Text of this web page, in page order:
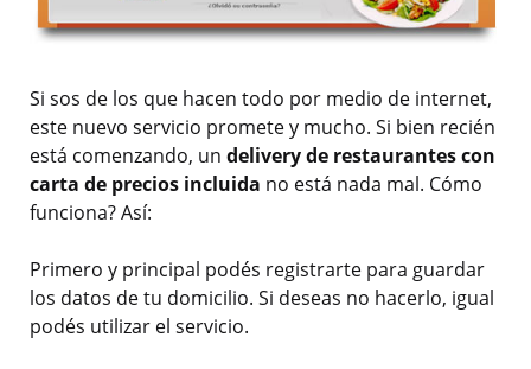
Si sos de los que hacen todo por medio de internet,
este nuevo servicio promete y mucho. Si bien recién
está comenzando, un delivery de restaurantes con
carta de precios incluida no está nada mal. Cómo
funciona? Así:
Primero y principal podés registrarte para guardar
los datos de tu domicilio. Si deseas no hacerlo, igual
podés utilizar el servicio.